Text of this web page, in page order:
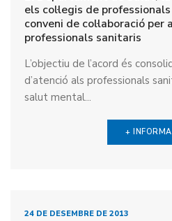
els col·legis de
conveni de col·laboració
professionals sanitaris
L’objectiu de l’acord és
d’atenció als professionals
salut mental...
+
24 DE DESEMBRE DE 2013